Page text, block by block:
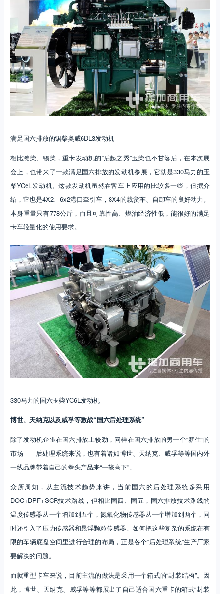
满足国六排放的锡柴奥威6DL3发动机
相比潍柴、锡柴，重卡发动机的“后起之秀”玉柴也不甘落后，在本次展
会上，也带来了一款满足国六排放的发动机参展，它就是330马力的玉
柴YC6L发动机。这款发动机虽然在客车上应用的比较多一些，但据介
绍，它也是4X2、6x2港口牵引车，8X4的载货车、自卸车的良好动力。
本身重量只有778公斤，而且可靠性高、燃油经济性低，能很好的满足
卡车轻量化的使用要求。
330马力的国六玉柴YC6L发动机
博世、天纳克以及威孚等激战“国六后处理系统”
除了发动机企业在国六排放上较劲，同样在国六排放的另一个“新生”的
市场——后处理系统来说，也有着诸如博世、天纳克、威孚等等国内外
一线品牌带着自己的拳头产品来“一较高下”。
众所周知，从主流技术趋势来讲，当前国六的后处理系统多采用
DOC+DPF+SCR技术路线，但相比国四、国五，国六排放技术路线的
温度传感器从一个增加到五个，氮氧化物传感器从一个增加到两个，同
时还引入了压力传感器和悬浮颗粒传感器。如何把这些复杂的系统在有
限的车辆底盘空间里进行合理的布局，正是各个“后处理系统”生产厂家
要解决的问题。
而就重型卡车来说，目前主流的做法是采用一个箱式的“封装结构”。因
此，博世、天纳克、威孚等等都展出了自己适合国六重卡的箱式“封装